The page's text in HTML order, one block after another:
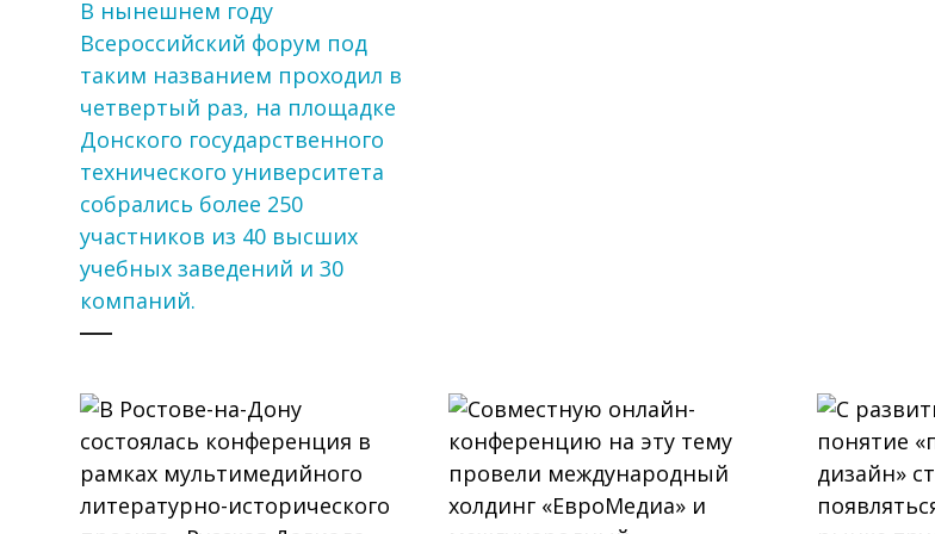
В нынешнем году
Всероссийский форум под
таким названием проходил в
четвертый раз, на площадке
Донского государственного
технического университета
собрались более 250
участников из 40 высших
учебных заведений и 30
компаний.